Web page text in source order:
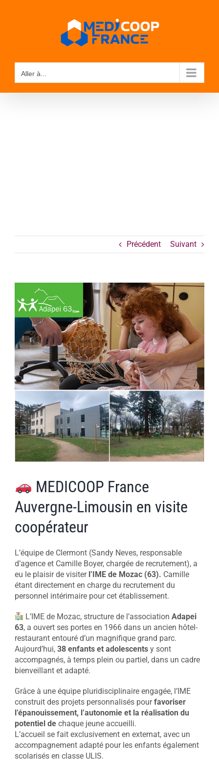
Aller à...
Précédent Suivant
l'image
agrandie
MEDICOOP France
Auvergne-Limousin en visite
coopérateur
L’équipe de Clermont (Sandy Neves, responsable
d’agence et Camille Boyer, chargée de recrutement), a
eu le plaisir de visiter l’IME de Mozac (63). Camille
étant directement en charge du recrutement du
personnel intérimaire pour cet établissement.
L’IME de Mozac, structure de l’associationAdapei
63, a ouvert ses portes en 1966 dans un ancien hôtel-
restaurant entouré d’un magnifique grand parc.
Aujourd’hui, 38 enfants et adolescents y sont
accompagnés, à temps plein ou partiel, dans un cadre
bienveillant et adapté.
Grâce à une équipe pluridisciplinaire engagée, l’IME
construit des projets personnalisés pourfavoriser
l’épanouissement, l’autonomie et la réalisation du
potentiel de chaque jeune accueilli.
L’accueil se fait exclusivement en externat, avec un
accompagnement adapté pour les enfants également
scolarisés en classe ULIS.